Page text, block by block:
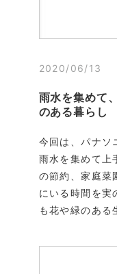
2020/06/13
雨水を集めて
のある暮らし
今回は、パナソ
雨水を集めて上
の節約、家庭菜
にいる時間を実
も花や緑のある